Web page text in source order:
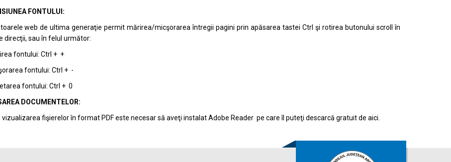
FONTULUI:
web de ultima generaţie permit mărirea/micşorarea întregii pagini prin apăsarea tastei Ctrl şi rotirea butonului scroll în
direcţii, sau în felul următor:
fontului: Ctrl + +
fontului: Ctrl + -
fontului: Ctrl + 0
DOCUMENTELOR:
vizualizarea fişierelor în format PDF este necesar să aveţi instalat Adobe Reader pe care îl puteţi descarcă gratuit de aici.